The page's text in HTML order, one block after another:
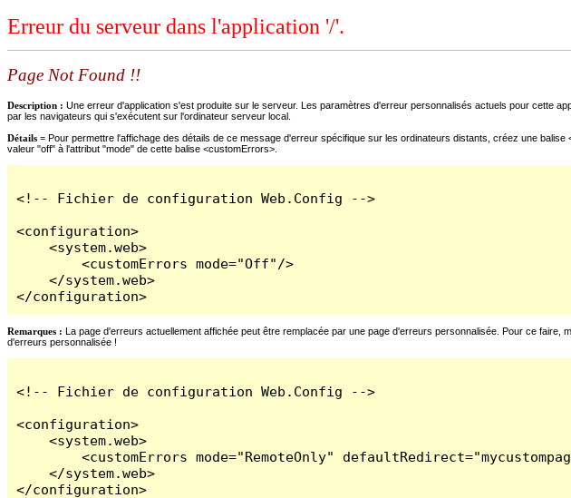
Erreur du serveur dans l'application '/'.
Page Not Found !!
Description : Une erreur d'application s'est produite sur le serveur. Les paramètres d'erreur personnalisés actuels pour cette
par les navigateurs qui s'exécutent sur l'ordinateur serveur local.
Détails = Pour permettre l'affichage des détails de ce message d'erreur spécifique sur les ordinateurs distants, créez une
valeur "off" à l'attribut "mode" de cette balise <customErrors>.
<!-- Fichier de configuration Web.Config -->
<configuration>
    <system.web>
        <customErrors mode="Off"/>
    </system.web>
</configuration>
Remarques : La page d'erreurs actuellement affichée peut être remplacée par une page d'erreurs personnalisée. Pour ce
d'erreurs personnalisée !
<!-- Fichier de configuration Web.Config -->
<configuration>
    <system.web>
<customErrors mode="RemoteOnly"
    </system.web>
</configuration>